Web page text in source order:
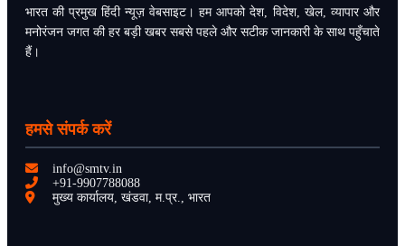
भारत की प्रमुख हिंदी न्यूज़ वेबसाइट। हम आपको देश, विदेश, खेल, व्यापार और
मनोरंजन जगत की हर बड़ी खबर सबसे पहले और सटीक जानकारी के साथ पहुँचाते
हैं।
हमसे संपर्क करें
info@smtv.in
+91-9907788088
मुख्य कार्यालय, खंडवा, म.प्र., भारत